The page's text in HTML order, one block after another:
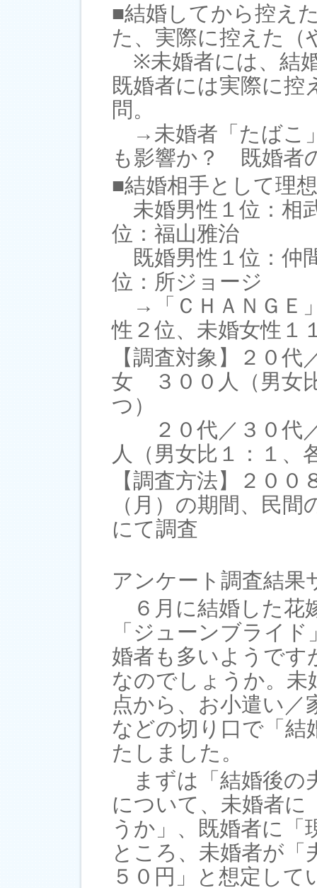
■結婚してから控え
た、実際に控えた（
※未婚者には、結
既婚者には実際に控
問。
→未婚者「たばこ
も影響か？ 既婚者
■結婚相手として理
未婚男性１位：
位：福山雅治
既婚男性１位：
位：所ジョージ
→「ＣＨＡＮＧＥ
性２位、未婚女性１
【調査対象】２０
女 ３００人（男女
つ）
２０代／３０代
人（男女比１：１、
【調査方法】２０
（月）の期間、民
にて調査
アンケート調査結果
６月に結婚した花
「ジューンブライ
婚者も多いようです
なのでしょうか。未
点から、お小遣い／
などの切り口で「結
たしました。
まずは「結婚後の
について、未婚者に
うか」、既婚者に「
ところ、未婚者が「
５０円」と想定し